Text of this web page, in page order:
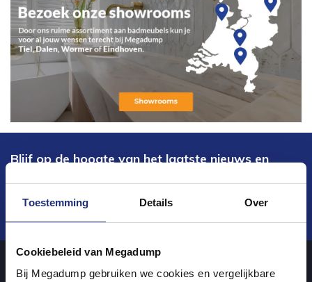
Toestemming Details Over
Cookiebeleid van Megadump
Bij Megadump gebruiken we cookies en vergelijkbare
Blijf op de hoogte van het laatste nieuws en
Verstuur